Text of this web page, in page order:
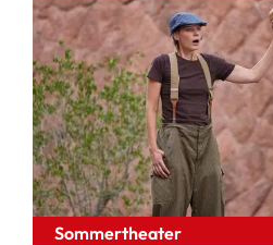
Sommertheater